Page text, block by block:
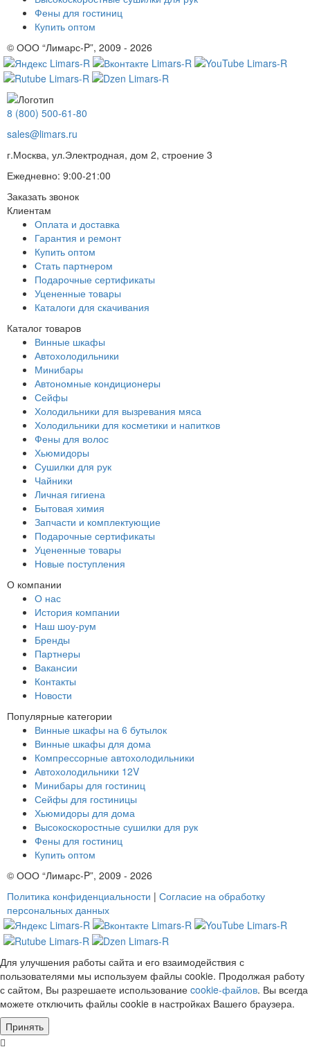
Фены для гостиниц
Купить оптом
© ООО “Лимарс-P”, 2009 - 2026
8 (800) 500-61-80
sales@limars.ru
г.Москва, ул.Электродная, дом 2, строение 3
Ежедневно: 9:00-21:00
Заказать звонок
Клиентам
Оплата и доставка
Гарантия и ремонт
Купить оптом
Стать партнером
Подарочные сертификаты
Уцененные товары
Каталоги для скачивания
Каталог товаров
Винные шкафы
Автохолодильники
Минибары
Автономные кондиционеры
Сейфы
Холодильники для вызревания мяса
Холодильники для косметики и напитков
Фены для волос
Хьюмидоры
Сушилки для рук
Чайники
Личная гигиена
Бытовая химия
Запчасти и комплектующие
Подарочные сертификаты
Уцененные товары
Новые поступления
О компании
О нас
История компании
Наш шоу-рум
Бренды
Партнеры
Вакансии
Контакты
Новости
Популярные категории
Винные шкафы на 6 бутылок
Винные шкафы для дома
Компрессорные автохолодильники
Автохолодильники 12V
Минибары для гостиниц
Сейфы для гостиницы
Хьюмидоры для дома
Высокоскоростные сушилки для рук
Фены для гостиниц
Купить оптом
© ООО “Лимарс-P”, 2009 - 2026
Политика конфиденциальности | Согласие на обработку
персональных данных
Для улучшения работы сайта и его взаимодействия с
пользователями мы используем файлы cookie. Продолжая работу
с сайтом, Вы разрешаете использование cookie-файлов. Вы всегда
можете отключить файлы cookie в настройках Вашего браузера.
Принять